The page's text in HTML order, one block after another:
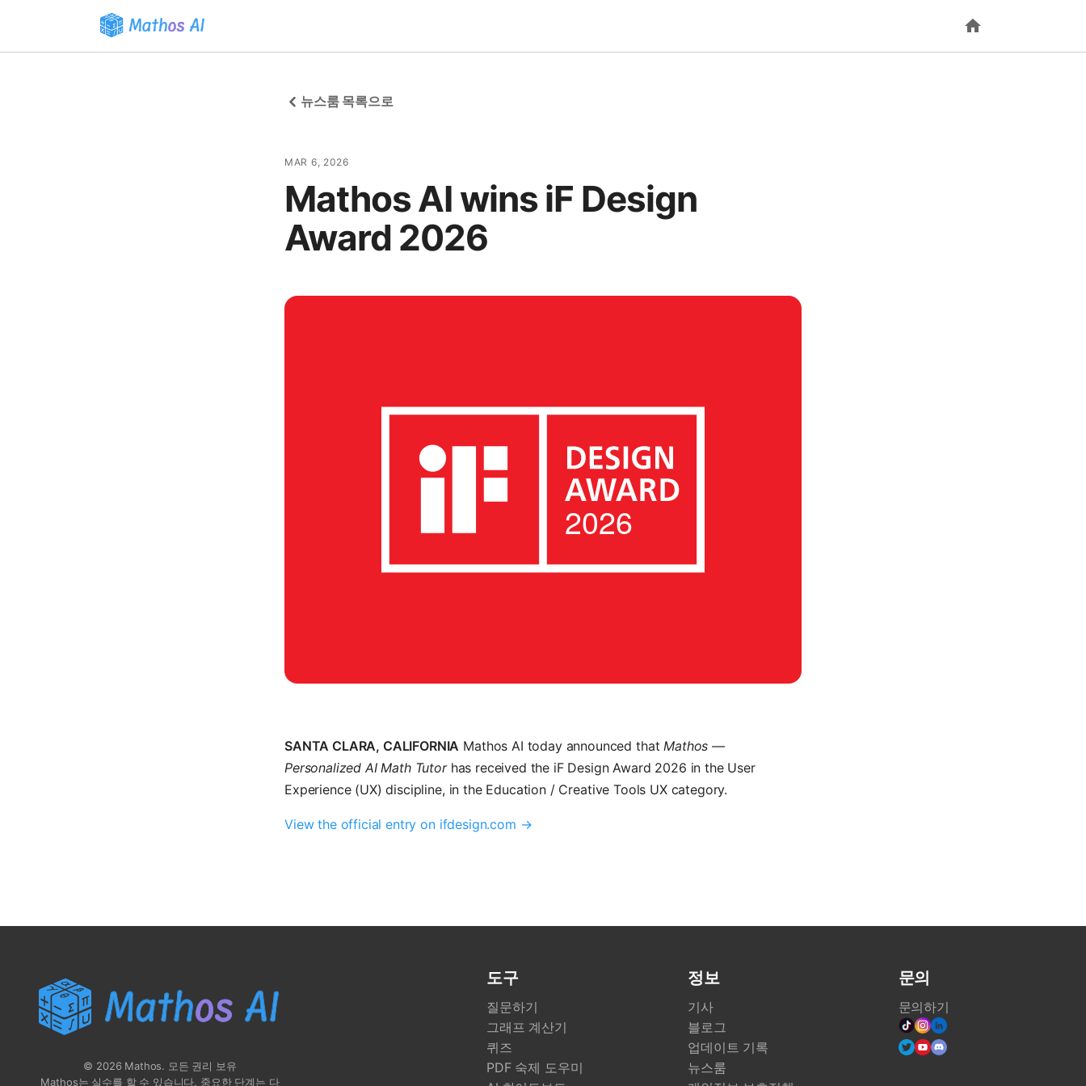
뉴스룸 목록으로
MAR 6, 2026
Mathos AI wins iF Design
Award 2026
SANTA CLARA, CALIFORNIA Mathos AI today announced that Mathos —
Personalized AI Math Tutorhas received the iF Design Award 2026 in the User
Experience (UX) discipline, in the Education / Creative Tools UX category.
View the official entry on ifdesign.com →
© 2026 Mathos. 모든 권리 보유
Mathos는 실수를 할 수 있습니다. 중요한 단계는 다
도구
질문하기
그래프 계산기
퀴즈
PDF 숙제 도우미
정보
기사
블로그
업데이트 기록
뉴스룸
문의
문의하기